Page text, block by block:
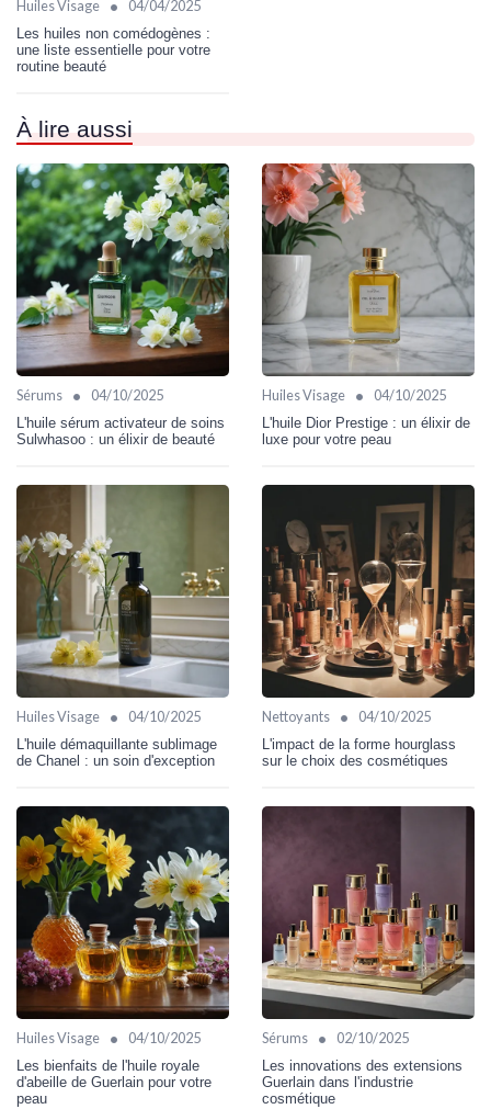
Huiles Visage • 04/04/2025
Les huiles non comédogènes :
une liste essentielle pour votre
routine beauté
À lire aussi
Sérums • 04/10/2025
L'huile sérum activateur de soins
Sulwhasoo : un élixir de beauté
Huiles Visage • 04/10/2025
L'huile Dior Prestige : un élixir de
luxe pour votre peau
Huiles Visage • 04/10/2025
L'huile démaquillante sublimage
de Chanel : un soin d'exception
Nettoyants • 04/10/2025
L'impact de la forme hourglass
sur le choix des cosmétiques
Huiles Visage • 04/10/2025
Les bienfaits de l'huile royale
d'abeille de Guerlain pour votre
peau
Sérums • 02/10/2025
Les innovations des extensions
Guerlain dans l'industrie
cosmétique